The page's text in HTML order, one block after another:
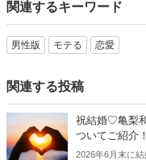
関連するキーワード
男性版 モテる 恋愛
関連する投稿
祝結婚♡亀梨
ついてご紹介！
2026年6月末に